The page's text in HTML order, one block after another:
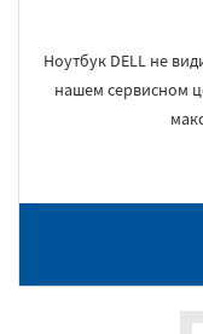
Ноутбук DELL не
нашем сервисном